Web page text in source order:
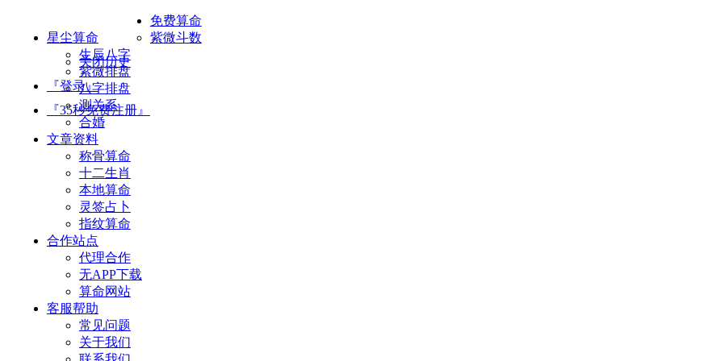
星尘算命
关闭历史
『登录』
『35秒免费注册』
免费算命
紫微斗数
生辰八字
紫微排盘
八字排盘
测关系
合婚
文章资料
称骨算命
十二生肖
本地算命
灵签占卜
指纹算命
合作站点
代理合作
无APP下载
算命网站
客服帮助
常见问题
关于我们